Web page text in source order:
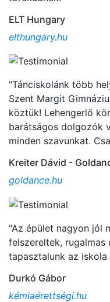
ELT Hungary
elthungary.hu
"Tánciskolánk több
Szent Margit
köztük! Lehengerlő
barátságos dolgozók
minden szavunkat.
Kreiter Dávid -
goldance.hu
"Az épület nagyon jól
felszereltek, rugalmas
tapasztalunk az iskola
Durkó Gábor
kémiaérettségi.hu